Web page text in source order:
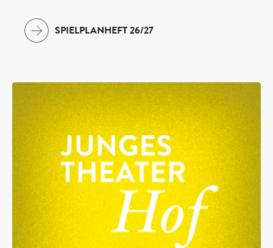
SPIELPLANHEFT 26/27